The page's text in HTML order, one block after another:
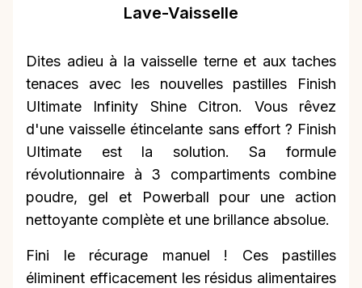
Lave-Vaisselle
Dites adieu à la vaisselle terne et aux taches
tenaces avec les nouvelles pastilles Finish
Ultimate Infinity Shine Citron. Vous rêvez
d'une vaisselle étincelante sans effort ? Finish
Ultimate est la solution. Sa formule
révolutionnaire à 3 compartiments combine
poudre, gel et Powerball pour une action
nettoyante complète et une brillance absolue.
Fini le récurage manuel ! Ces pastilles
éliminent efficacement les résidus alimentaires